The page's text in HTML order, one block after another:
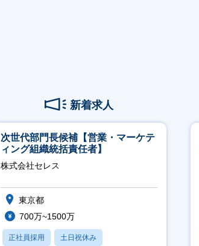
新着求人
次世代部門長候補【営業・マーケテ
ィング組織統括責任者】
株式会社セレス
東京都
700万~1500万
正社員採用 土日祝休み